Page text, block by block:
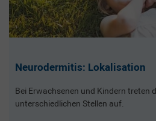
Neurodermitis: Lokalisation
Bei Erwachsenen und Kindern treten
unterschiedlichen Stellen auf.